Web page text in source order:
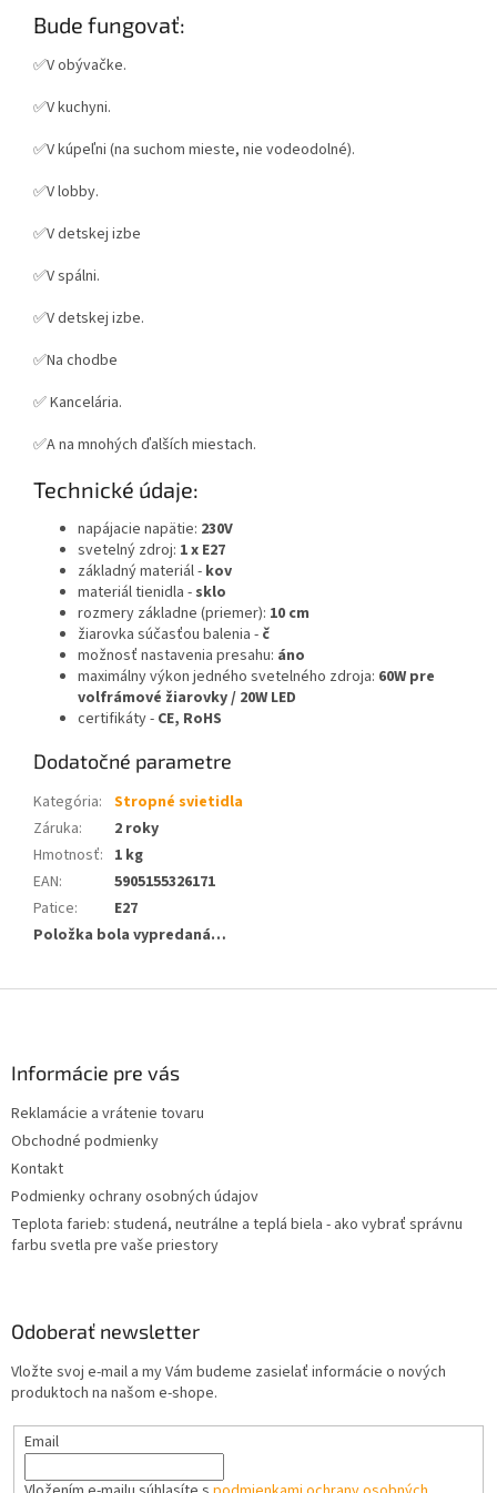
Bude fungovať:
✅V obývačke.
✅V kuchyni.
✅V kúpeľni (na suchom mieste, nie vodeodolné).
✅V lobby.
✅V detskej izbe
✅V spálni.
✅V detskej izbe.
✅Na chodbe
✅ Kancelária.
✅A na mnohých ďalších miestach.
Technické údaje:
napájacie napätie: 230V
svetelný zdroj: 1 x E27
základný materiál - kov
materiál tienidla - sklo
rozmery základne (priemer): 10 cm
žiarovka súčasťou balenia - č
možnosť nastavenia presahu: áno
maximálny výkon jedného svetelného zdroja: 60W pre
volfrámové žiarovky / 20W LED
certifikáty - CE, RoHS
Dodatočné parametre
Kategória: Stropné svietidla
Záruka:
2 roky
Hmotnosť: 1 kg
EAN:
5905155326171
Patice:
E27
Položka bola vypredaná…
Informácie pre vás
Reklamácie a vrátenie tovaru
Obchodné podmienky
Kontakt
Podmienky ochrany osobných údajov
Teplota farieb: studená, neutrálne a teplá biela - ako vybrať správnu
farbu svetla pre vaše priestory
Odoberať newsletter
Vložte svoj e-mail a my Vám budeme zasielať informácie o nových
produktoch na našom e-shope.
Email